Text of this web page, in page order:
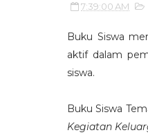
7:39:00 AM
Buku Siswa
aktif dalam
siswa.
Buku Siswa
Kegiatan